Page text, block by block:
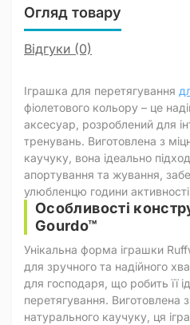
Огляд товару
Відгуки (0)
Іграшка для перетягування
фіолетового кольору – це
аксесуар, розроблений для
тренувань. Виготовлена з
каучуку, вона ідеально
апортування та жування,
улюбленцю години
Особливості
Gourdo™
Унікальна форма іграшки
для зручного та надійного
для господаря, що робить її
перетягування. Виготовлена
натурального каучуку, ця